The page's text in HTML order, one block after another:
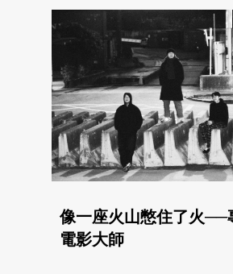
像一座火山憋住了火──
電影大師